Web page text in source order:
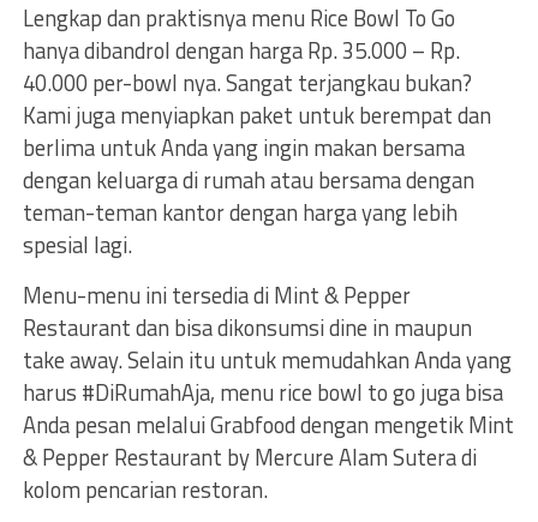
Lengkap dan praktisnya menu Rice Bowl To Go
hanya dibandrol dengan harga Rp. 35.000 – Rp.
40.000 per-bowl nya. Sangat terjangkau bukan?
Kami juga menyiapkan paket untuk berempat dan
berlima untuk Anda yang ingin makan bersama
dengan keluarga di rumah atau bersama dengan
teman-teman kantor dengan harga yang lebih
spesial lagi.
Menu-menu ini tersedia di Mint & Pepper
Restaurant dan bisa dikonsumsi dine in maupun
take away. Selain itu untuk memudahkan Anda yang
harus #DiRumahAja, menu rice bowl to go juga bisa
Anda pesan melalui Grabfood dengan mengetik Mint
& Pepper Restaurant by Mercure Alam Sutera di
kolom pencarian restoran.